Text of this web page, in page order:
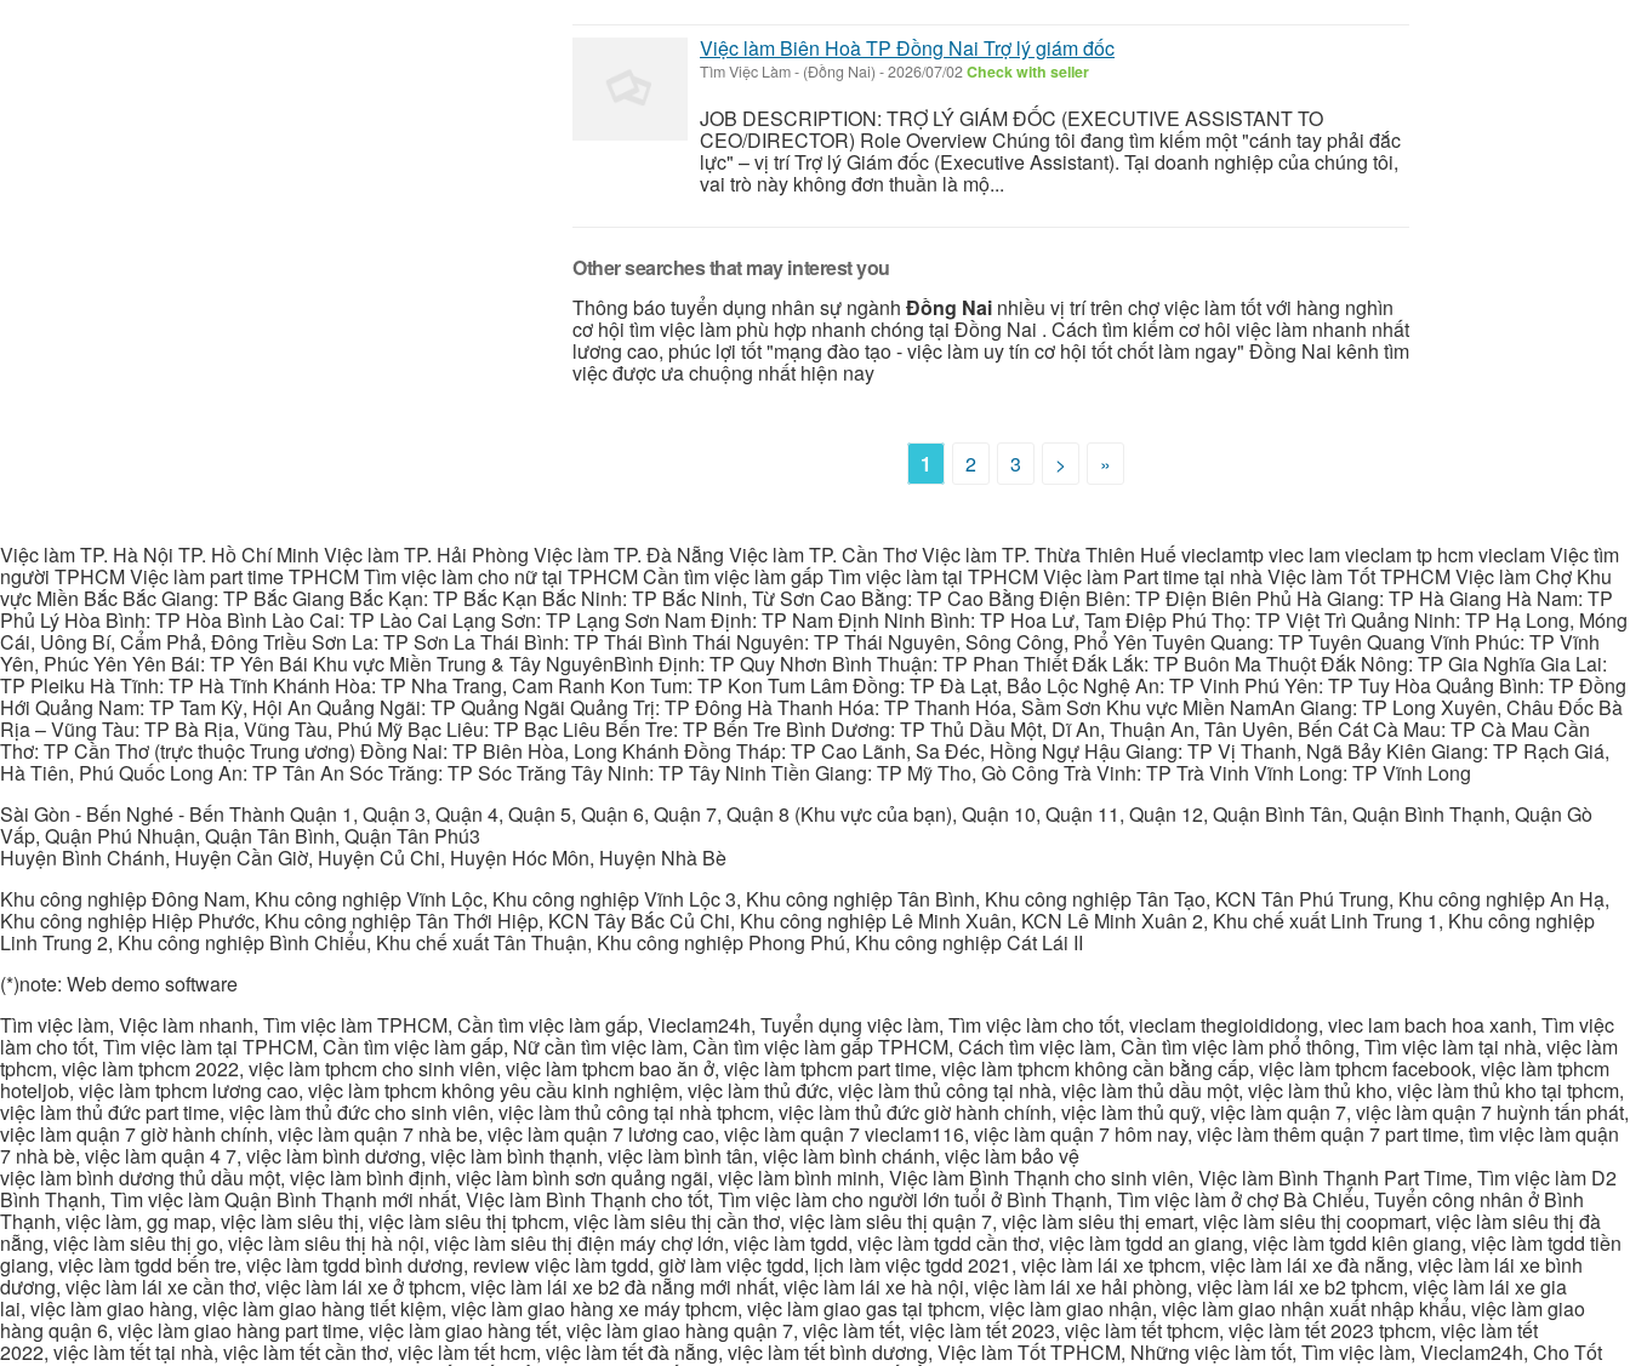
Việc làm Biên Hoà TP Đồng Nai Trợ lý giám đốc
Tìm Việc Làm- (Đồng Nai) -2026/07/02Check with seller
JOB DESCRIPTION: TRỢ LÝ GIÁM ĐỐC (EXECUTIVE ASSISTANT TO
CEO/DIRECTOR) Role Overview Chúng tôi đang tìm kiếm một "cánh tay phải đắc
lực" – vị trí Trợ lý Giám đốc (Executive Assistant). Tại doanh nghiệp của chúng tôi,
vai trò này không đơn thuần là mộ...
Other searches that may interest you
Thông báo tuyển dụng nhân sự ngành Đồng Nai nhiều vị trí trên chợ việc làm tốt với hàng nghìn
cơ hội tìm việc làm phù hợp nhanh chóng tại Đồng Nai . Cách tìm kiếm cơ hôi việc làm nhanh nhất
lương cao, phúc lợi tốt "mạng đào tạo - việc làm uy tín cơ hội tốt chốt làm ngay" Đồng Nai kênh tìm
việc được ưa chuộng nhất hiện nay
1 2 3 > »
Việc làm TP. Hà Nội TP. Hồ Chí Minh Việc làm TP. Hải Phòng Việc làm TP. Đà Nẵng Việc làm TP. Cần Thơ Việc làm TP. Thừa Thiên Huế vieclamtp viec lam vieclam tp hcm vieclam Việc tìm
người TPHCM Việc làm part time TPHCM Tìm việc làm cho nữ tại TPHCM Cần tìm việc làm gấp Tìm việc làm tại TPHCM Việc làm Part time tại nhà Việc làm Tốt TPHCM Việc làm Chợ Khu
vực Miền Bắc Bắc Giang: TP Bắc Giang Bắc Kạn: TP Bắc Kạn Bắc Ninh: TP Bắc Ninh, Từ Sơn Cao Bằng: TP Cao Bằng Điện Biên: TP Điện Biên Phủ Hà Giang: TP Hà Giang Hà Nam: TP
Phủ Lý Hòa Bình: TP Hòa Bình Lào Cai: TP Lào Cai Lạng Sơn: TP Lạng Sơn Nam Định: TP Nam Định Ninh Bình: TP Hoa Lư, Tam Điệp Phú Thọ: TP Việt Trì Quảng Ninh: TP Hạ Long, Móng
Cái, Uông Bí, Cẩm Phả, Đông Triều Sơn La: TP Sơn La Thái Bình: TP Thái Bình Thái Nguyên: TP Thái Nguyên, Sông Công, Phổ Yên Tuyên Quang: TP Tuyên Quang Vĩnh Phúc: TP Vĩnh
Yên, Phúc Yên Yên Bái: TP Yên Bái Khu vực Miền Trung & Tây NguyênBình Định: TP Quy Nhơn Bình Thuận: TP Phan Thiết Đắk Lắk: TP Buôn Ma Thuột Đắk Nông: TP Gia Nghĩa Gia Lai:
TP Pleiku Hà Tĩnh: TP Hà Tĩnh Khánh Hòa: TP Nha Trang, Cam Ranh Kon Tum: TP Kon Tum Lâm Đồng: TP Đà Lạt, Bảo Lộc Nghệ An: TP Vinh Phú Yên: TP Tuy Hòa Quảng Bình: TP Đồng
Hới Quảng Nam: TP Tam Kỳ, Hội An Quảng Ngãi: TP Quảng Ngãi Quảng Trị: TP Đông Hà Thanh Hóa: TP Thanh Hóa, Sầm Sơn Khu vực Miền NamAn Giang: TP Long Xuyên, Châu Đốc Bà
Rịa – Vũng Tàu: TP Bà Rịa, Vũng Tàu, Phú Mỹ Bạc Liêu: TP Bạc Liêu Bến Tre: TP Bến Tre Bình Dương: TP Thủ Dầu Một, Dĩ An, Thuận An, Tân Uyên, Bến Cát Cà Mau: TP Cà Mau Cần
Thơ: TP Cần Thơ (trực thuộc Trung ương) Đồng Nai: TP Biên Hòa, Long Khánh Đồng Tháp: TP Cao Lãnh, Sa Đéc, Hồng Ngự Hậu Giang: TP Vị Thanh, Ngã Bảy Kiên Giang: TP Rạch Giá,
Hà Tiên, Phú Quốc Long An: TP Tân An Sóc Trăng: TP Sóc Trăng Tây Ninh: TP Tây Ninh Tiền Giang: TP Mỹ Tho, Gò Công Trà Vinh: TP Trà Vinh Vĩnh Long: TP Vĩnh Long
Sài Gòn - Bến Nghé - Bến Thành Quận 1, Quận 3, Quận 4, Quận 5, Quận 6, Quận 7, Quận 8 (Khu vực của bạn), Quận 10, Quận 11, Quận 12, Quận Bình Tân, Quận Bình Thạnh, Quận Gò
Vấp, Quận Phú Nhuận, Quận Tân Bình, Quận Tân Phú3
Huyện Bình Chánh, Huyện Cần Giờ, Huyện Củ Chi, Huyện Hóc Môn, Huyện Nhà Bè
Khu công nghiệp Đông Nam, Khu công nghiệp Vĩnh Lộc, Khu công nghiệp Vĩnh Lộc 3, Khu công nghiệp Tân Bình, Khu công nghiệp Tân Tạo, KCN Tân Phú Trung, Khu công nghiệp An Hạ,
Khu công nghiệp Hiệp Phước, Khu công nghiệp Tân Thới Hiệp, KCN Tây Bắc Củ Chi, Khu công nghiệp Lê Minh Xuân, KCN Lê Minh Xuân 2, Khu chế xuất Linh Trung 1, Khu công nghiệp
Linh Trung 2, Khu công nghiệp Bình Chiểu, Khu chế xuất Tân Thuận, Khu công nghiệp Phong Phú, Khu công nghiệp Cát Lái II
(*)note: Web demo software
Tìm việc làm, Việc làm nhanh, Tìm việc làm TPHCM, Cần tìm việc làm gấp, Vieclam24h, Tuyển dụng việc làm, Tìm việc làm cho tốt, vieclam thegioididong, viec lam bach hoa xanh, Tìm việc
làm cho tốt, Tìm việc làm tại TPHCM, Cần tìm việc làm gấp, Nữ cần tìm việc làm, Cần tìm việc làm gấp TPHCM, Cách tìm việc làm, Cần tìm việc làm phổ thông, Tìm việc làm tại nhà, việc làm
tphcm, việc làm tphcm 2022, việc làm tphcm cho sinh viên, việc làm tphcm bao ăn ở, việc làm tphcm part time, việc làm tphcm không cần bằng cấp, việc làm tphcm facebook, việc làm tphcm
hoteljob, việc làm tphcm lương cao, việc làm tphcm không yêu cầu kinh nghiệm, việc làm thủ đức, việc làm thủ công tại nhà, việc làm thủ dầu một, việc làm thủ kho, việc làm thủ kho tại tphcm,
việc làm thủ đức part time, việc làm thủ đức cho sinh viên, việc làm thủ công tại nhà tphcm, việc làm thủ đức giờ hành chính, việc làm thủ quỹ, việc làm quận 7, việc làm quận 7 huỳnh tấn phát,
việc làm quận 7 giờ hành chính, việc làm quận 7 nhà be, việc làm quận 7 lương cao, việc làm quận 7 vieclam116, việc làm quận 7 hôm nay, việc làm thêm quận 7 part time, tìm việc làm quận
7 nhà bè, việc làm quận 4 7, việc làm bình dương, việc làm bình thạnh, việc làm bình tân, việc làm bình chánh, việc làm bảo vệ
việc làm bình dương thủ dầu một, việc làm bình định, việc làm bình sơn quảng ngãi, việc làm bình minh, Việc làm Bình Thạnh cho sinh viên, Việc làm Bình Thạnh Part Time, Tìm việc làm D2
Bình Thạnh, Tìm việc làm Quận Bình Thạnh mới nhất, Việc làm Bình Thạnh cho tốt, Tìm việc làm cho người lớn tuổi ở Bình Thạnh, Tìm việc làm ở chợ Bà Chiểu, Tuyển công nhân ở Bình
Thạnh, việc làm, gg map, việc làm siêu thị, việc làm siêu thị tphcm, việc làm siêu thị cần thơ, việc làm siêu thị quận 7, việc làm siêu thị emart, việc làm siêu thị coopmart, việc làm siêu thị đà
nẵng, việc làm siêu thị go, việc làm siêu thị hà nội, việc làm siêu thị điện máy chợ lớn, việc làm tgdd, việc làm tgdd cần thơ, việc làm tgdd an giang, việc làm tgdd kiên giang, việc làm tgdd tiền
giang, việc làm tgdd bến tre, việc làm tgdd bình dương, review việc làm tgdd, giờ làm việc tgdd, lịch làm việc tgdd 2021, việc làm lái xe tphcm, việc làm lái xe đà nẵng, việc làm lái xe bình
dương, việc làm lái xe cần thơ, việc làm lái xe ở tphcm, việc làm lái xe b2 đà nẵng mới nhất, việc làm lái xe hà nội, việc làm lái xe hải phòng, việc làm lái xe b2 tphcm, việc làm lái xe gia
lai, việc làm giao hàng, việc làm giao hàng tiết kiệm, việc làm giao hàng xe máy tphcm, việc làm giao gas tại tphcm, việc làm giao nhận, việc làm giao nhận xuất nhập khẩu, việc làm giao
hàng quận 6, việc làm giao hàng part time, việc làm giao hàng tết, việc làm giao hàng quận 7, việc làm tết, việc làm tết 2023, việc làm tết tphcm, việc làm tết 2023 tphcm, việc làm tết
2022, việc làm tết tại nhà, việc làm tết cần thơ, việc làm tết hcm, việc làm tết đà nẵng, việc làm tết bình dương, Việc làm Tốt TPHCM, Những việc làm tốt, Tìm việc làm, Vieclam24h, Cho Tốt